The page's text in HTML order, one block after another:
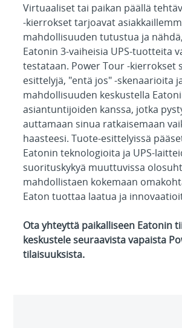
Virtuaaliset tai paikan päällä
-kierrokset tarjoavat
mahdollisuuden tutustua ja
Eatonin 3-vaiheisia UPS-tuotteita
testataan. Power Tour -kierrokset
esittelyjä, "entä jos" -skenaarioita
mahdollisuuden keskustella
asiantuntijoiden kanssa, jotka
auttamaan sinua ratkaisemaan
haasteesi. Tuote-esittelyissä
Eatonin teknologioita ja UPS-
suorituskykyä muuttuvissa
mahdollistaen kokemaan
Eaton tuottaa laatua ja
Ota yhteyttä paikalliseen Eatonin
keskustele seuraavista vapaista
tilaisuuksista.